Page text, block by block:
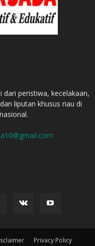
dari peristiwa, kecelakaan,
liputan khusus riau di
Privacy Policy